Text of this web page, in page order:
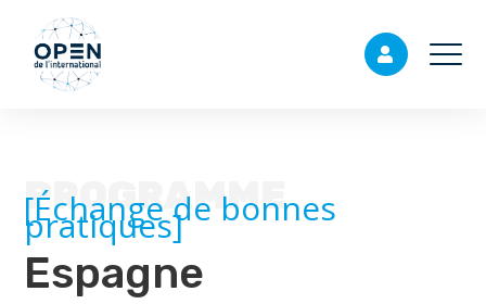
PROGRAMME
[Échange de bonnes
pratiques]
Espagne